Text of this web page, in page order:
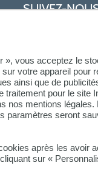
», vous acceptez le
votre appareil pour
ainsi que de
traitement pour le site
nos mentions
paramètres seront
après les avoir
sur «
SUIVEZ-